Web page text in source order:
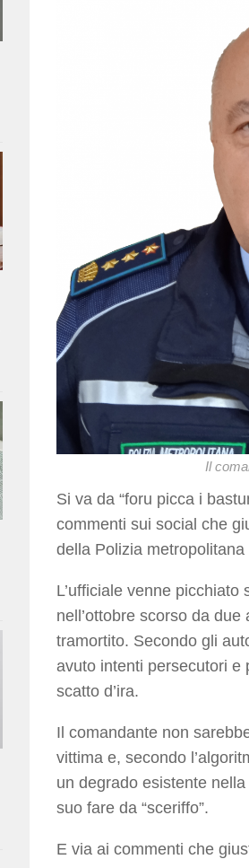
Il
Si va da “foru picca i
commenti sui social che
della Polizia
L’ufficiale venne
nell’ottobre scorso da
tramortito. Secondo gli
avuto intenti persecutori
scatto d’ira.
Il comandante non
vittima e, secondo
un degrado esistente
suo fare da “sceriffo”.
E via ai commenti che